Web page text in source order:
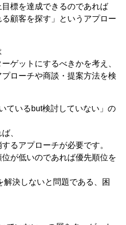
標を達成できるのであれば
る顧客を探す」というアプロー
ゲットにするべきかを考え、
ローチや商談・提案方法を検
ているbut検討していない」の
、
るアプローチが必要です。
が低いのであれば優先順位を
決しないと問題である、困